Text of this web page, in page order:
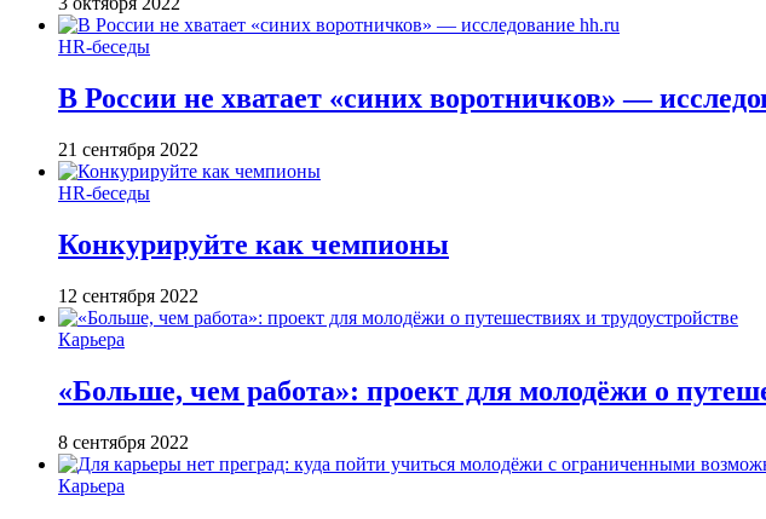
HR-беседы
В России не хватает «синих воротничков» —
21 сентября 2022
HR-беседы
Конкурируйте как чемпионы
12 сентября 2022
Карьера
«Больше, чем работа»: проект для молодёжи о
8 сентября 2022
Карьера